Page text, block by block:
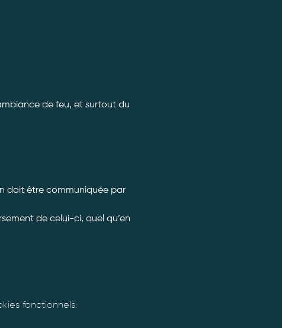
de feu, et surtout du
doit être communiquée par
de celui-ci, quel qu’en
fonctionnels.